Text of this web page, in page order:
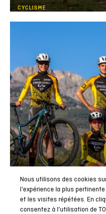
CYCLISME
Nous utilisons des cookies
l'expérience la plus
et les visites répétées. En
consentez à l'utilisation de